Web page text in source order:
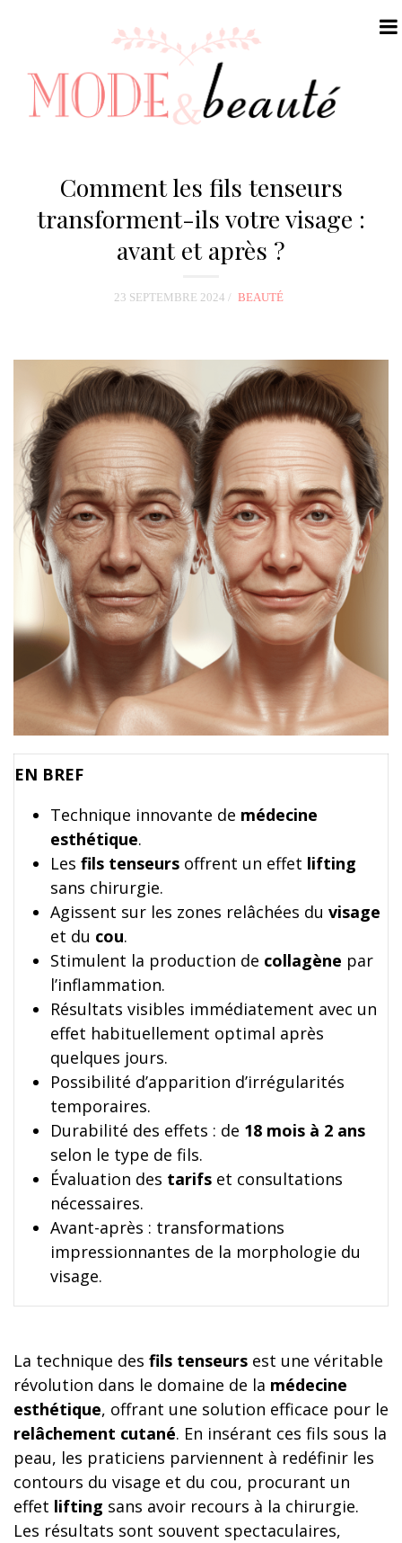
Comment les fils tenseurs
transforment-ils votre visage :
avant et après ?
23 SEPTEMBRE 2024 BEAUTÉ
EN BREF
Technique innovante de médecine
esthétique.
Les fils tenseurs offrent un effet lifting
sans chirurgie.
Agissent sur les zones relâchées du visage
et du cou.
Stimulent la production de collagène par
l’inflammation.
Résultats visibles immédiatement avec un
effet habituellement optimal après
quelques jours.
Possibilité d’apparition d’irrégularités
temporaires.
Durabilité des effets : de 18 mois à 2 ans
selon le type de fils.
Évaluation des tarifs et consultations
nécessaires.
Avant-après : transformations
impressionnantes de la morphologie du
visage.
La technique des fils tenseurs est une véritable
révolution dans le domaine de la médecine
esthétique, offrant une solution efficace pour le
relâchement cutané. En insérant ces fils sous la
peau, les praticiens parviennent à redéfinir les
contours du visage et du cou, procurant un
effet lifting sans avoir recours à la chirurgie.
Les résultats sont souvent spectaculaires,